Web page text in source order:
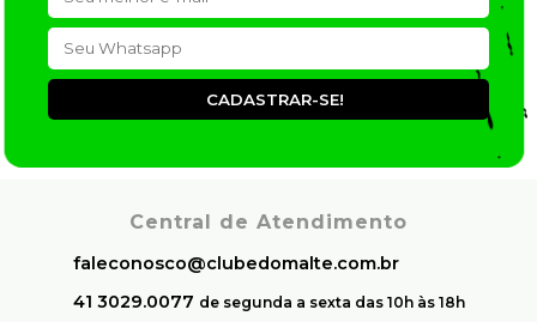
CADASTRAR-SE!
Central de Atendimento
faleconosco@clubedomalte.com.br
41 3029.0077 de segunda a sexta das 10h às 18h